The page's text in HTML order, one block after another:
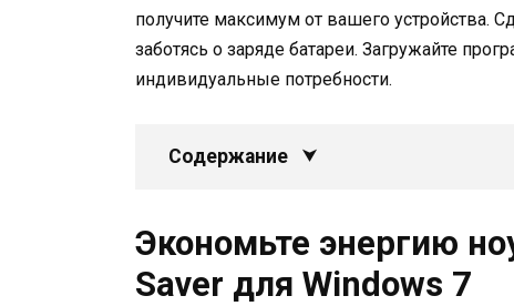
получите максимум от вашего устройства.
заботясь о заряде батареи. Загружайте
индивидуальные потребности.
Содержание
Экономьте энергию
Saver для Windows 7